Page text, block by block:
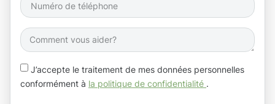
J’accepte le traitement de mes données personnelles
conformément à la politique de confidentialité .